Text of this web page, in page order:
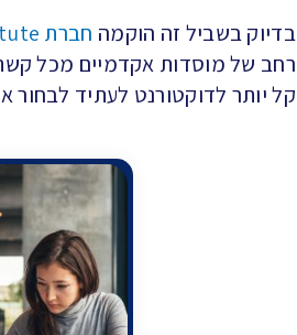
בדיוק בשביל זה הוקמה חברת PHD Institute
רחב של מוסדות אקדמיים מכל
קל יותר לדוקטורנט לעתיד לבחור